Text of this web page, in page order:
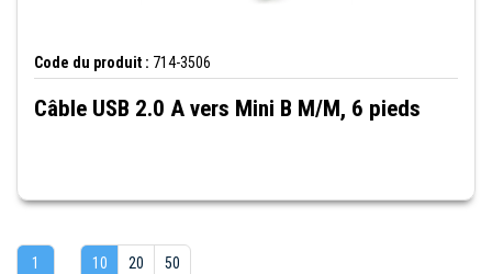
Code du produit : 714-3506
Câble USB 2.0 A vers Mini B M/M, 6 pieds
1 10 20 50